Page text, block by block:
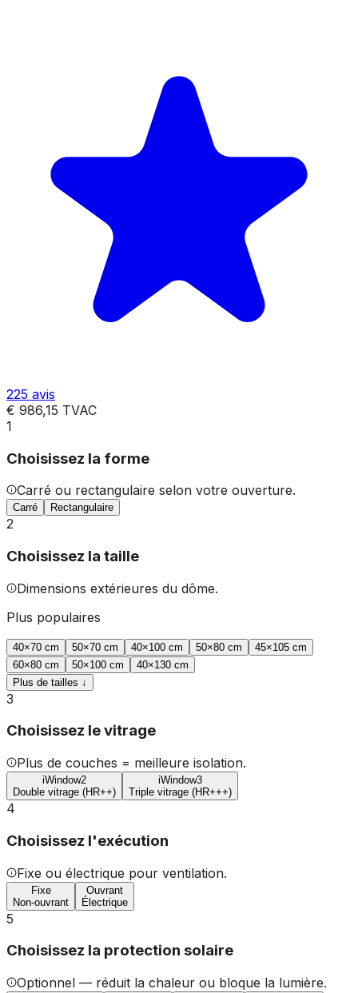
225 avis
€ 986,15 TVAC
1
Choisissez la forme
Carré ou rectangulaire selon votre ouverture.
Carré Rectangulaire
2
Choisissez la taille
Dimensions extérieures du dôme.
Plus populaires
40×70 cm 50×70 cm 40×100 cm 50×80 cm 45×105 cm
60×80 cm 50×100 cm 40×130 cm
Plus de tailles ↓
3
Choisissez le vitrage
Plus de couches = meilleure isolation.
iWindow2
Double vitrage (HR++)
iWindow3
Triple vitrage (HR+++)
4
Choisissez l'exécution
Fixe ou électrique pour ventilation.
Fixe
Non-ouvrant
Ouvrant
Électrique
5
Choisissez la protection solaire
Optionnel — réduit la chaleur ou bloque la lumière.